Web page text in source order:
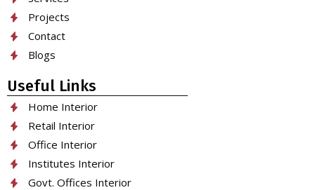
Projects
Contact
Blogs
Useful Links
Home Interior
Retail Interior
Office Interior
Institutes Interior
Govt. Offices Interior